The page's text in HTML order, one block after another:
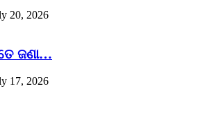
20, 2026
ଜଣା…
17, 2026